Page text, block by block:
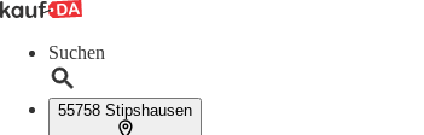
Suchen
55758 Stipshausen